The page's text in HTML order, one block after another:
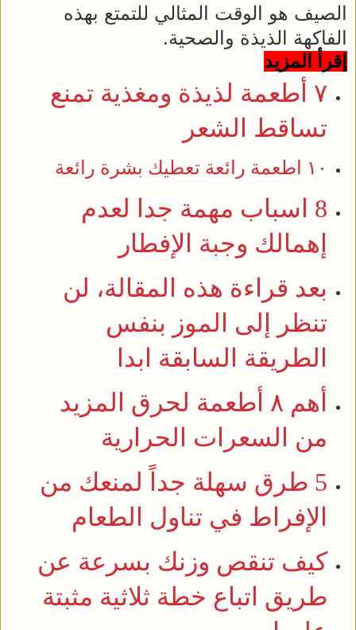
الصيف هو الوقت المثالي للتمتع بهذه
الفاكهة الذيذة والصحية.
إقرأ المزيد
٧ أطعمة لذيذة ومغذية تمنع
تساقط الشعر
١٠ اطعمة رائعة تعطيك بشرة رائعة
8 اسباب مهمة جدا لعدم
إهمالك وجبة الإفطار
بعد قراءة هذه المقالة، لن
تنظر إلى الموز بنفس
الطريقة السابقة ابدا
أهم ٨ أطعمة لحرق المزيد
من السعرات الحرارية
5 طرق سهلة جداً لمنعك من
الإفراط في تناول الطعام
كيف تنقص وزنك بسرعة عن
طريق اتباع خطة ثلاثية مثبتة